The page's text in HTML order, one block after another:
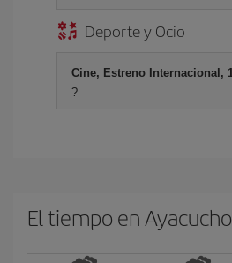
Deporte y Ocio
Cine, Estreno Internacional,
?
El tiempo en Ayacucho